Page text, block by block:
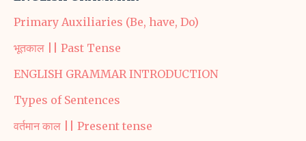
Primary Auxiliaries (Be, have, Do)
भूतकाल || Past Tense
ENGLISH GRAMMAR INTRODUCTION
Types of Sentences
वर्तमान काल || Present tense